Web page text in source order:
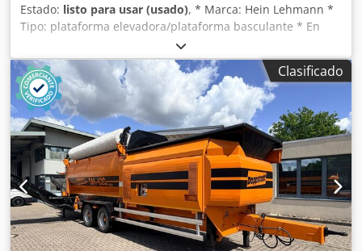
Estado: listo para usar (usado), * Marca: Hein Lehmann *
Tipo: plataforma elevadora/plataforma basculante * En
stock: 1 unidad * 1 unidad: superficie de 5000 x 1000 mm –
1 nivel * Motorización: motor eléctrico de 7,5 kW
Crsdpfxeyxpbzj Afwef * Incluye: estructura
Clasificado